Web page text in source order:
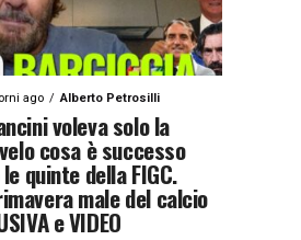
ago Alberto Petrosilli
voleva solo la
cosa è successo
quinte della FIGC.
male del calcio
e VIDEO